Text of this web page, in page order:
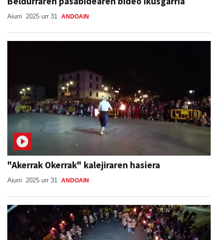
Aiurri 2025 urr 31 ANDOAIN
"Akerrak Okerrak" kalejiraren hasiera
Aiurri 2025 urr 31 ANDOAIN